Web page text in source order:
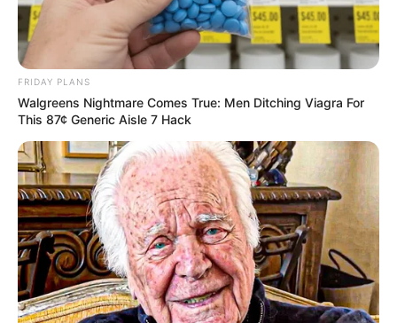
FRIDAY PLANS
Walgreens Nightmare Comes True: Men Ditching Viagra For
This 87¢ Generic Aisle 7 Hack